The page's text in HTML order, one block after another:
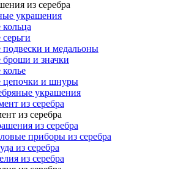
из серебра
украшения
и медальоны
броши и значки
цепочки и шнуры
украшения
из серебра
из серебра
из серебра
приборы из серебра
из серебра
из серебра